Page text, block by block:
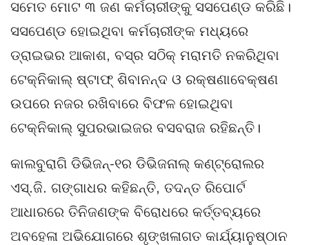
ସମେତ ମୋଟ ୩ ଜଣ କର୍ମଚାରୀଙ୍କୁ ସସପେଣ୍ଡ କରିଛି।
ସସପେଣ୍ଡ ହୋଇଥିବା କର୍ମଚାରୀଙ୍କ ମଧ୍ୟରେ
ଡ୍ରାଇଭର ଆକାଶ, ବସ୍‌ର ସଠିକ୍ ମରାମତି ନକରିଥିବା
ଟେକ୍ନିକାଲ୍ ଷ୍ଟାଫ୍ ଶିବାନନ୍ଦ ଓ ରକ୍ଷଣାବେକ୍ଷଣ
ଉପରେ ନଜର ରଖିବାରେ ବିଫଳ ହୋଇଥିବା
ଟେକ୍ନିକାଲ୍ ସୁପରଭାଇଜର ବସବରାଜ ରହିଛନ୍ତି।
କାଲବୁରାଗି ଡିଭିଜନ୍-୧ର ଡିଭିଜନାଲ୍ କଣ୍ଟ୍ରୋଲର
ଏସ୍‌.ଜି. ଗଙ୍ଗାଧର କହିଛନ୍ତି, ତଦନ୍ତ ରିପୋର୍ଟ
ଆଧାରରେ ତିନିଜଣଙ୍କ ବିରୋଧରେ କର୍ତ୍ତବ୍ୟରେ
ଅବହେଳା ଅଭିଯୋଗରେ ଶୃଙ୍ଖଳାଗତ କାର୍ଯ୍ୟାନୁଷ୍ଠାନ